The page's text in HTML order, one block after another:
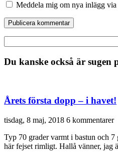
Meddela mig om nya inlägg via
Du kanske också är sugen
Årets första dopp – i havet!
tisdag, 8 maj, 2018 6 kommentarer
Typ 70 grader varmt i bastun och
här fejset rimligt. Hallå vänner, jag